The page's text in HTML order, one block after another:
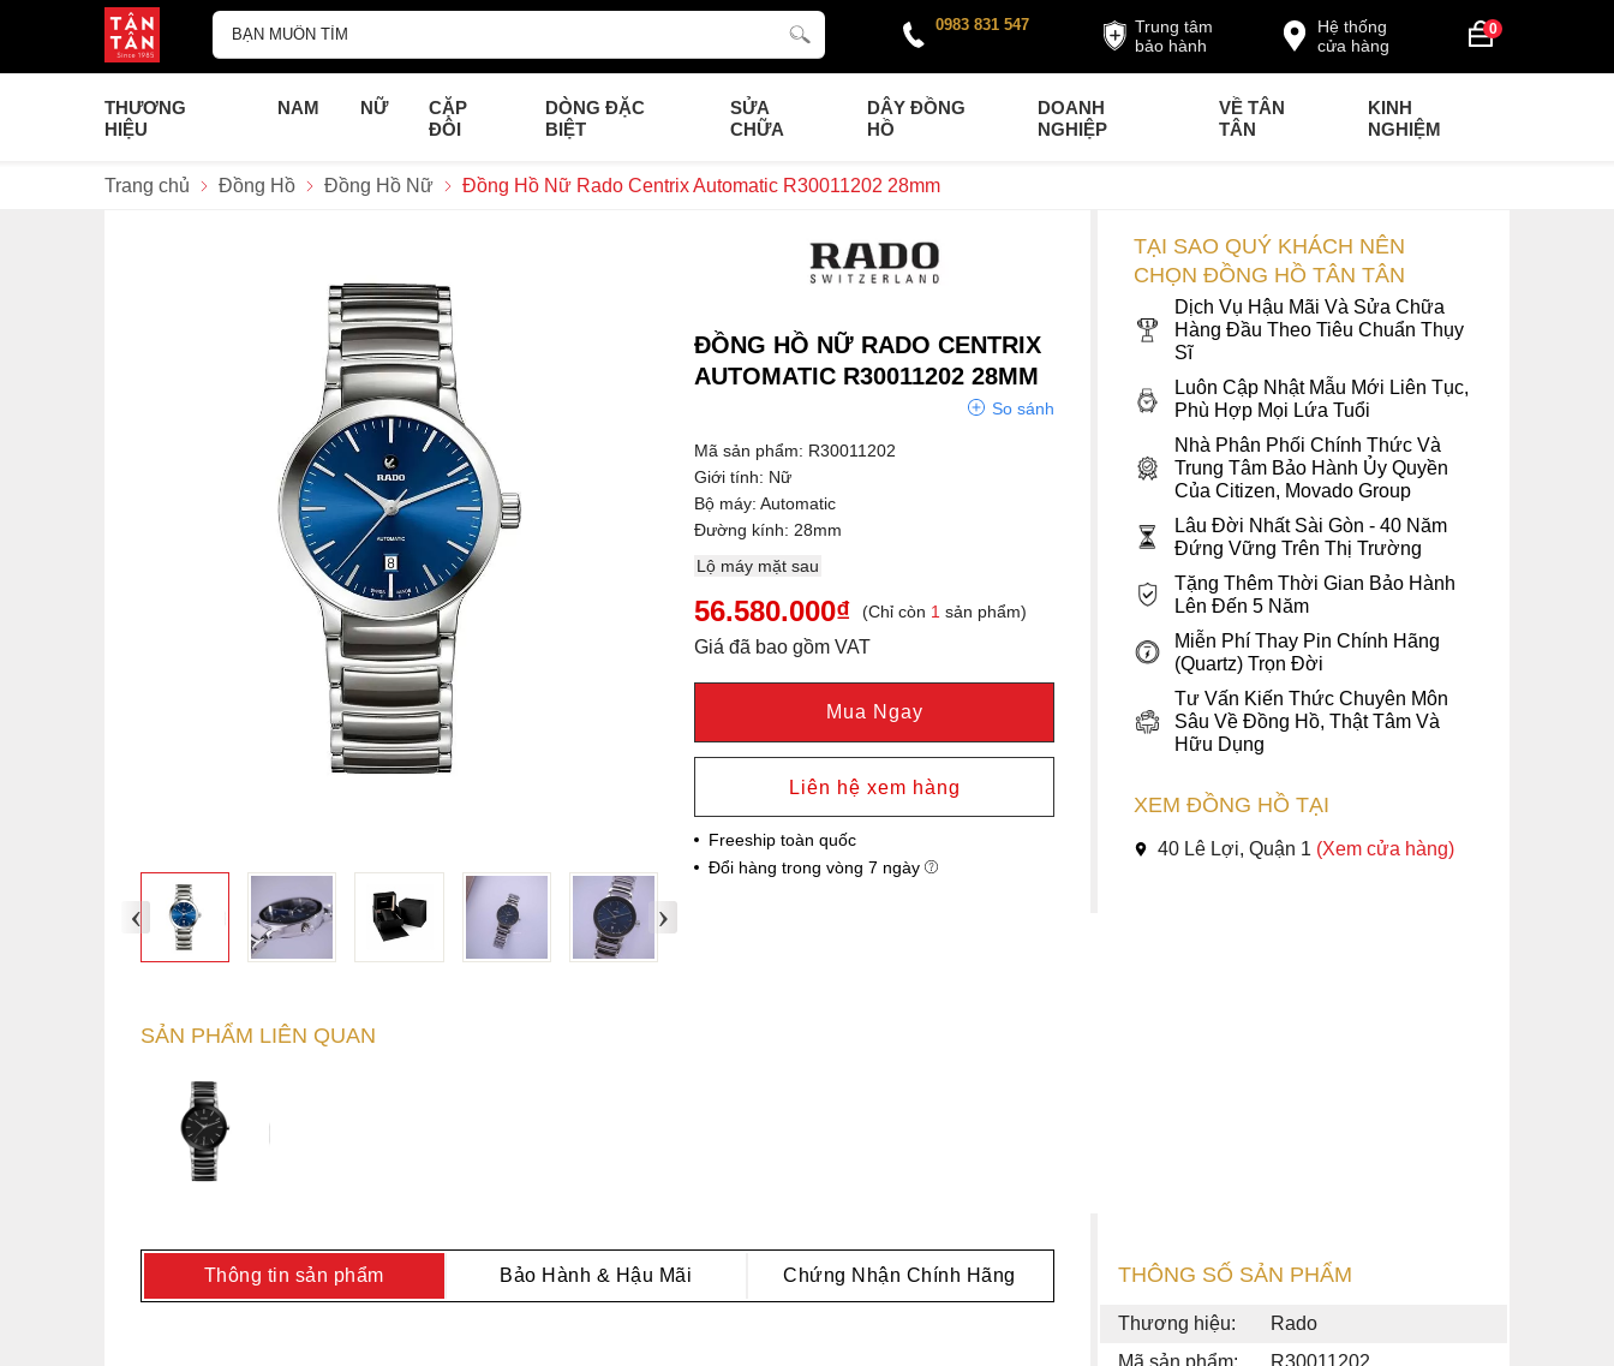
0
Hệ thống
cửa hàng
Trung tâm
bảo hành
0983 831 547
THƯƠNG
HIỆU
NAM NỮ
CẶP
ĐÔI
DÒNG ĐẶC
BIỆT
SỬA
CHỮA
DÂY ĐỒNG
HỒ
DOANH
NGHIỆP
VỀ TÂN
TÂN
KINH
NGHIỆM
Trang chủ Đồng Hồ Đồng Hồ Nữ Đồng Hồ Nữ Rado Centrix Automatic R30011202 28mm
‹ ›
ĐỒNG HỒ NỮ RADO CENTRIX
AUTOMATIC R30011202 28MM
So sánh
Mã sản phẩm: R30011202
Giới tính: Nữ
Bộ máy: Automatic
Đường kính: 28mm
Lộ máy mặt sau
56.580.000₫ (Chỉ còn 1 sản phẩm)
Giá đã bao gồm VAT
Mua Ngay
Liên hệ xem hàng
Freeship toàn quốc
Đổi hàng trong vòng 7 ngày
SẢN PHẨM LIÊN QUAN
TẠI SAO QUÝ KHÁCH NÊN
CHỌN ĐỒNG HỒ TÂN TÂN
Dịch Vụ Hậu Mãi Và Sửa Chữa
Hàng Đầu Theo Tiêu Chuẩn Thụy
Sĩ
Luôn Cập Nhật Mẫu Mới Liên Tục,
Phù Hợp Mọi Lứa Tuổi
Nhà Phân Phối Chính Thức Và
Trung Tâm Bảo Hành Ủy Quyền
Của Citizen, Movado Group
Lâu Đời Nhất Sài Gòn - 40 Năm
Đứng Vững Trên Thị Trường
Tặng Thêm Thời Gian Bảo Hành
Lên Đến 5 Năm
Miễn Phí Thay Pin Chính Hãng
(Quartz) Trọn Đời
Tư Vấn Kiến Thức Chuyên Môn
Sâu Về Đồng Hồ, Thật Tâm Và
Hữu Dụng
XEM ĐỒNG HỒ TẠI
40 Lê Lợi, Quận 1 (Xem cửa hàng)
Thông tin sản phẩm Bảo Hành & Hậu Mãi Chứng Nhận Chính Hãng THÔNG SỐ SẢN PHẨM
Thương hiệu:
Rado